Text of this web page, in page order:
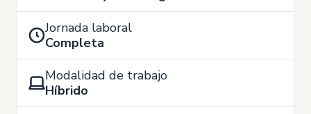
Jornada laboral
Completa
Modalidad de trabajo
Híbrido